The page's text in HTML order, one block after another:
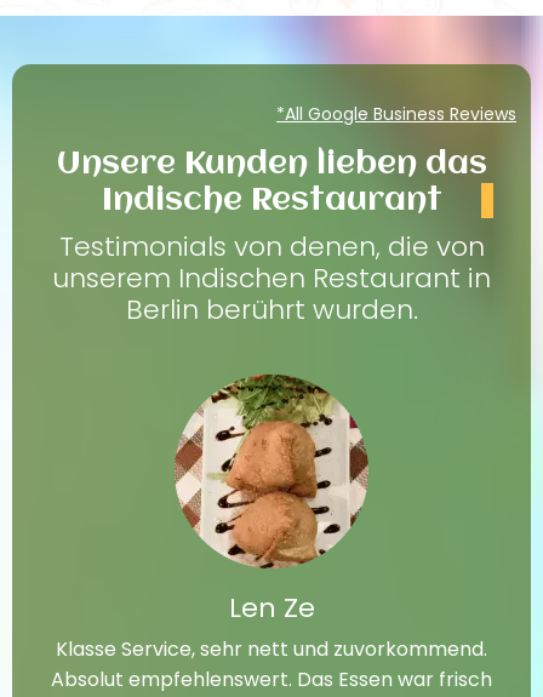
*All Google Business Reviews
Unsere Kunden lieben das
Indische Restaurant
Testimonials von denen, die von
unserem Indischen Restaurant in
Berlin berührt wurden.
Len Ze
Klasse Service, sehr nett und zuvorkommend.
Absolut empfehlenswert. Das Essen war frisch